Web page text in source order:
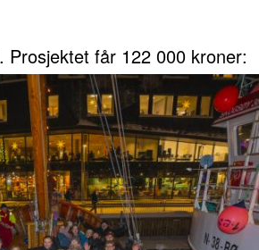
Prosjektet får 122 000 kroner: